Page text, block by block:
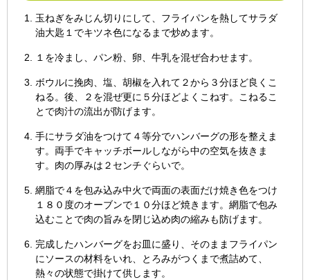
玉ねぎをみじん切りにして、フライパンを熱してサラダ
油大匙１でキツネ色になるまで炒めます。
１を冷まし、パン粉、卵、牛乳を混ぜ合わせます。
ボウルに挽肉、塩、胡椒を入れて２から３分ほど良くこ
ねる。後、２を混ぜ更に５分ほどよくこねす。こねるこ
とで肉汁の流出が防げます。
手にサラダ油をつけて４等分でハンバーグの形を整えま
す。両手でキャッチボールしながら中の空気を抜きま
す。肉の厚みは２センチぐらいで。
網脂で４を包み込み中火で両面の表面だけ焼き色をつけ
１８０度のオーブンで１０分ほど焼きます。網脂で包み
込むことで肉の旨みを閉じ込め肉の縮みも防げます。
完成したハンバーグをお皿に盛り、そのままフライパン
にソースの材料をいれ、とろみがつくまで煮詰めて、
熱々の状態で掛けて供します。